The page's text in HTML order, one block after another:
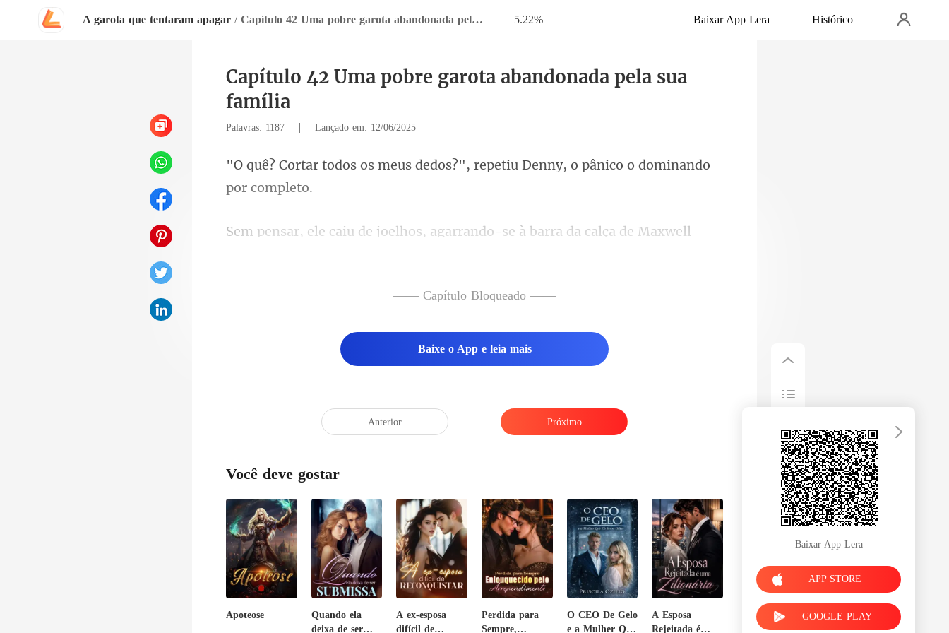
A garota que tentaram apagar / Capítulo 42 Uma pobre garota abandonada pela sua família | 5.22% Baixar App Lera Histórico
Capítulo 42 Uma pobre garota abandonada pela sua
família
Palavras: 1187 | Lançado em: 12/06/2025
dedos?", repetiu Denny, o pân
—— Capítulo Bloqueado ——
Baixe o App e leia mais
Anterior Próximo
Você deve gostar
Apoteose
Quando ela
deixa de ser
A ex-esposa
difícil de
Perdida para
Sempre,
O CEO De Gelo
e a Mulher Que
A Esposa
Rejeitada é
Baixar App Lera
APP STORE
GOOGLE PLAY